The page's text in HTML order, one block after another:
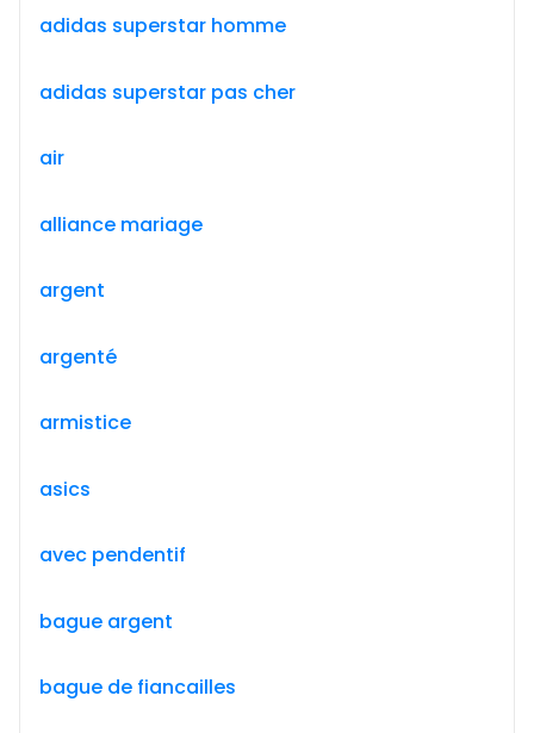
adidas superstar homme
adidas superstar pas cher
air
alliance mariage
argent
argenté
armistice
asics
avec pendentif
bague argent
bague de fiancailles